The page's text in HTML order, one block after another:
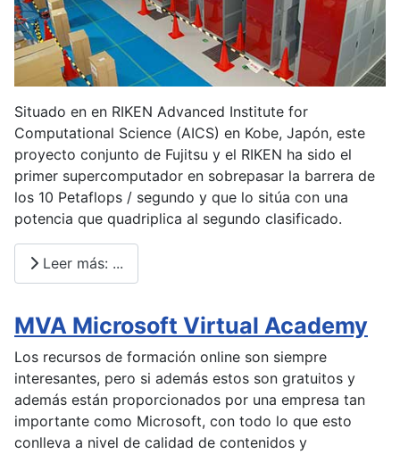
Situado en en RIKEN Advanced Institute for
Computational Science (AICS) en Kobe, Japón, este
proyecto conjunto de Fujitsu y el RIKEN ha sido el
primer supercomputador en sobrepasar la barrera de
los 10 Petaflops / segundo y que lo sitúa con una
potencia que quadriplica al segundo clasificado.
Leer más: ...
MVA Microsoft Virtual Academy
Los recursos de formación online son siempre
interesantes, pero si además estos son gratuitos y
además están proporcionados por una empresa tan
importante como Microsoft, con todo lo que esto
conlleva a nivel de calidad de contenidos y